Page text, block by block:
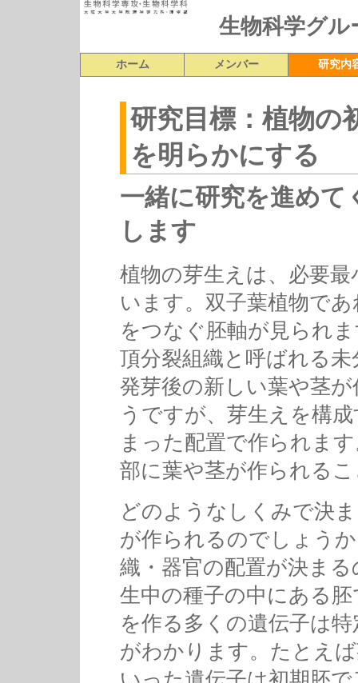
生物科学グル
ホーム メンバー 研究内
研究目標：植物の
を明らかにする
一緒に研究を進めて
します
植物の芽生えは、必要
います。双子葉植物で
をつなぐ胚軸が見られ
頂分裂組織と呼ばれる
発芽後の新しい葉や茎
うですが、芽生えを構
まった配置で作られま
部に葉や茎が作られる
どのようなしくみで決
が作られるのでしょう
織・器官の配置が決ま
生中の種子の中にある
を作る多くの遺伝子は
がわかります。たとえ